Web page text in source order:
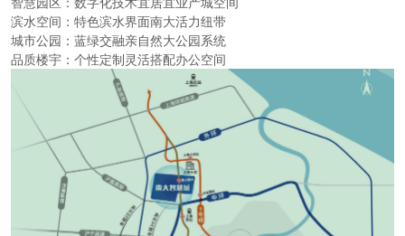
滨水空间： 特色滨水界面南大活力纽带
城市公园： 蓝绿交融亲自然大公园系统
品质楼宇： 个性定制灵活搭配办公空间